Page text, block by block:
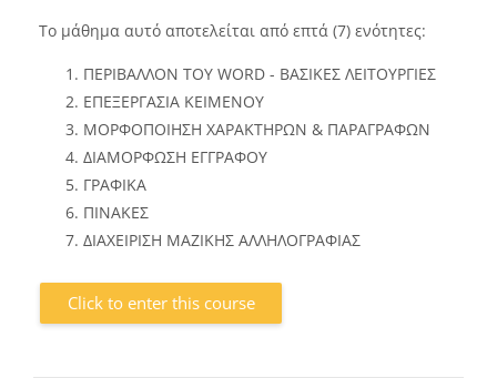
Το μάθημα αυτό αποτελείται από επτά (7) ενότητες:
ΠΕΡΙΒΑΛΛΟΝ ΤΟΥ WORD - ΒΑΣΙΚΕΣ ΛΕΙΤΟΥΡΓΙΕΣ
ΕΠΕΞΕΡΓΑΣΙΑ ΚΕΙΜΕΝΟΥ
ΜΟΡΦΟΠΟΙΗΣΗ ΧΑΡΑΚΤΗΡΩΝ & ΠΑΡΑΓΡΑΦΩΝ
ΔΙΑΜΟΡΦΩΣΗ ΕΓΓΡΑΦΟΥ
ΓΡΑΦΙΚΑ
ΠΙΝΑΚΕΣ
ΔΙΑΧΕΙΡΙΣΗ ΜΑΖΙΚΗΣ ΑΛΛΗΛΟΓΡΑΦΙΑΣ
Click to enter this course